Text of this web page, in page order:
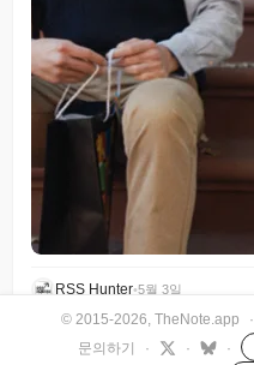
RSS Hunter•5월 3일
© 2015-2026, TheNote.app ·
문의하기
· · ·